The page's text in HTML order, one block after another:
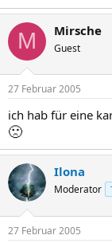
M Mirsche
Guest
27 Februar 2005
ich hab für eine
🙁
Ilona
Moderator
27 Februar 2005